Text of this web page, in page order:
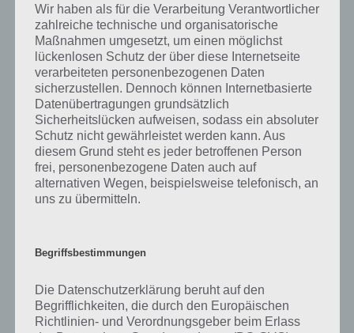
Darum geht es bei 94%
Was ist 94%? In der App 94% musst du auf Basis eines Bildes oder
einer Aussage die Antworten herausfinden, die von anderen Spielern
am häufigsten genannt worden sind. Nur so kannst du das nächste
Level freischalten. Zusammenaddiert ergeben alle Antworten 94
Prozent, wovon die App ihren Namen hat. Entsprechend ist 94
Prozent ein Wort und Rätsel-Spiel. Bereits über 10 Millionen mal
wurde die App mittlerweile heruntergeladen und gehört mit zu den
erfolgreichsten Spiele Apps in diesem Genre im Google Play Store
und iTunes App Store.
Tweet auf Twitter
Wir haben als für die Verarbeitung Verantwortlicher
zahlreiche technische und organisatorische
Maßnahmen umgesetzt, um einen möglichst
lückenlosen Schutz der über diese Internetseite
verarbeiteten personenbezogenen Daten
sicherzustellen. Dennoch können Internetbasierte
Datenübertragungen grundsätzlich
Sicherheitslücken aufweisen, sodass ein absoluter
Schutz nicht gewährleistet werden kann. Aus
diesem Grund steht es jeder betroffenen Person
frei, personenbezogene Daten auch auf
alternativen Wegen, beispielsweise telefonisch, an
uns zu übermitteln.
Begriffsbestimmungen
Die Datenschutzerklärung beruht auf den
Begrifflichkeiten, die durch den Europäischen
Richtlinien- und Verordnungsgeber beim Erlass